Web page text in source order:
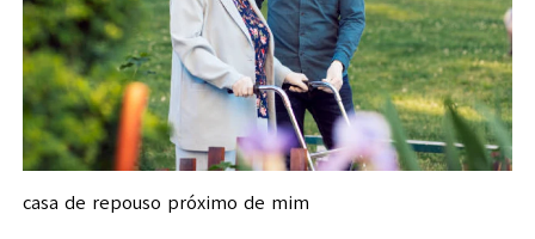
casa de repouso próximo de mim